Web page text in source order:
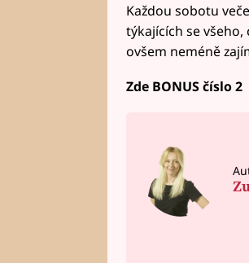
Každou sobotu
týkajících se všeho,
ovšem neméně
Zde BONUS číslo 2